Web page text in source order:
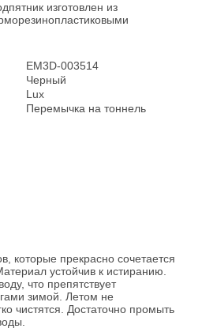
изготовлен из
EM3D-003514
Черный
Lux
Перемычка на тоннель
которые прекрасно сочетается
устойчив к истиранию.
что препятствует
зимой. Летом не
чистятся. Достаточно промыть